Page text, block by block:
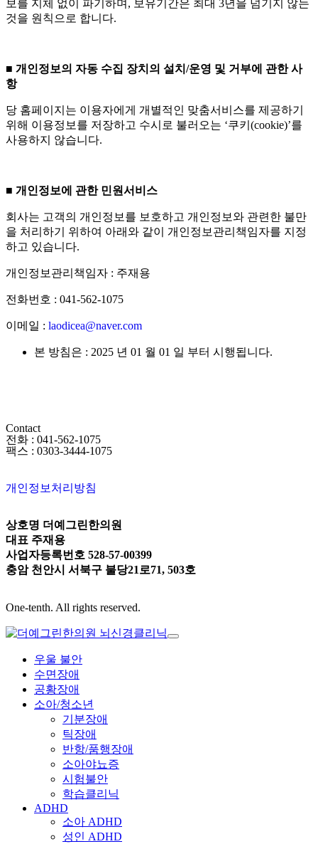
보를 지체 없이 파기하며, 보유기간은 최대 3년을 넘기지 않는
것을 원칙으로 합니다.
■ 개인정보의 자동 수집 장치의 설치/운영 및 거부에 관한 사
항
당 홈페이지는 이용자에게 개별적인 맞춤서비스를 제공하기
위해 이용정보를 저장하고 수시로 불러오는 ‘쿠키(cookie)’를
사용하지 않습니다.
■ 개인정보에 관한 민원서비스
회사는 고객의 개인정보를 보호하고 개인정보와 관련한 불만
을 처리하기 위하여 아래와 같이 개인정보관리책임자를 지정
하고 있습니다.
개인정보관리책임자 : 주재용
전화번호 : 041-562-1075
이메일 : laodicea@naver.com
본 방침은 : 2025 년 01 월 01 일 부터 시행됩니다.
Contact
전화 : 041-562-1075
팩스 : 0303-3444-1075
개인정보처리방침
상호명 더예그린한의원
대표 주재용
사업자등록번호 528-57-00399
충암 천안시 서북구 불당21로71, 503호
One-tenth. All rights reserved.
우울 불안
수면장애
공황장애
소아/청소년
기분장애
틱장애
반항/품행장애
소아야뇨증
시험불안
학습클리닉
ADHD
소아 ADHD
성인 ADHD